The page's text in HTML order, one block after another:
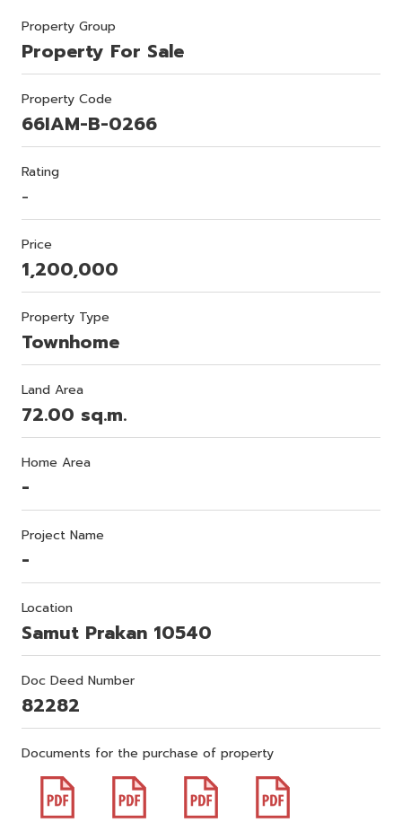
Property Group
Property For Sale
Property Code
66IAM-B-0266
Rating
-
Price
1,200,000
Property Type
Townhome
Land Area
72.00 sq.m.
Home Area
-
Project Name
-
Location
Samut Prakan 10540
Doc Deed Number
82282
Documents for the purchase of property